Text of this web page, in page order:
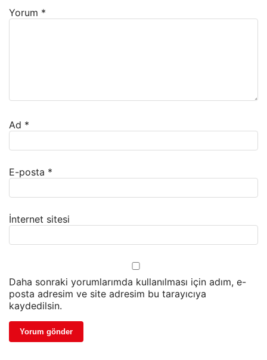
Yorum *
Ad *
E-posta *
İnternet sitesi
Daha sonraki yorumlarımda kullanılması için adım, e-
posta adresim ve site adresim bu tarayıcıya
kaydedilsin.